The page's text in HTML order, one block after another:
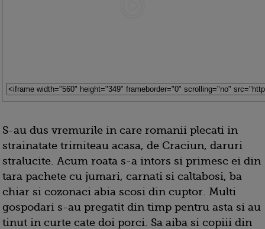
S-au dus vremurile in care romanii plecati in
strainatate trimiteau acasa, de Craciun, daruri
stralucite. Acum roata s-a intors si primesc ei din
tara pachete cu jumari, carnati si caltabosi, ba
chiar si cozonaci abia scosi din cuptor. Multi
gospodari s-au pregatit din timp pentru asta si au
tinut in curte cate doi porci. Sa aiba si copiii din